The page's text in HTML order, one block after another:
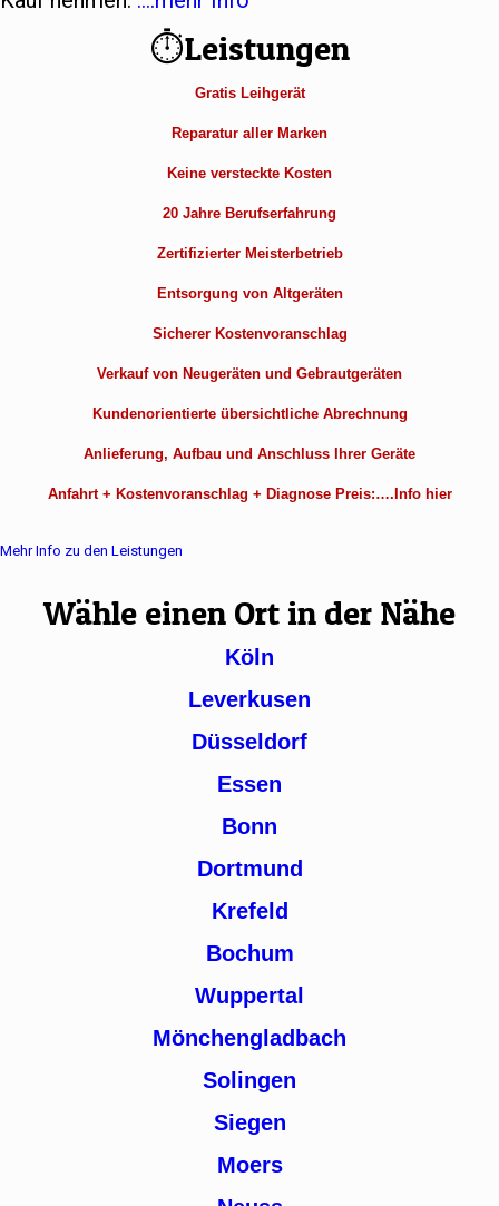
⏱Leistungen
Gratis Leihgerät
Reparatur aller Marken
Keine versteckte Kosten
20 Jahre Berufserfahrung
Zertifizierter Meisterbetrieb
Entsorgung von Altgeräten
Sicherer Kostenvoranschlag
Verkauf von Neugeräten und Gebrautgeräten
Kundenorientierte übersichtliche Abrechnung
Anlieferung, Aufbau und Anschluss Ihrer Geräte
Anfahrt + Kostenvoranschlag + Diagnose Preis:….Info hier
Mehr Info zu den Leistungen
Wähle einen Ort in der Nähe
Köln
Leverkusen
Düsseldorf
Essen
Bonn
Dortmund
Krefeld
Bochum
Wuppertal
Mönchengladbach
Solingen
Siegen
Moers